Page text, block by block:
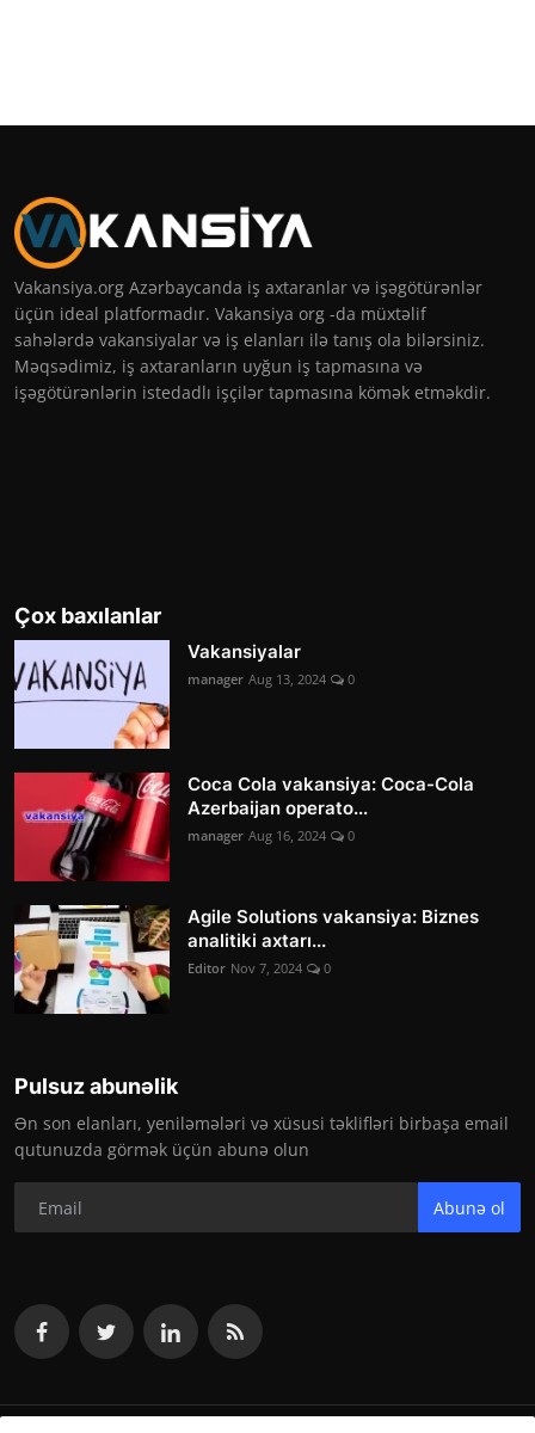
Vakansiya.org Azərbaycanda iş axtaranlar və işəgötürənlər
üçün ideal platformadır. Vakansiya org -da müxtəlif
sahələrdə vakansiyalar və iş elanları ilə tanış ola bilərsiniz.
Məqsədimiz, iş axtaranların uyğun iş tapmasına və
işəgötürənlərin istedadlı işçilər tapmasına kömək etməkdir.
Çox baxılanlar
Vakansiyalar
manager Aug 13, 2024 0
Coca Cola vakansiya: Coca-Cola
Azerbaijan operato...
manager Aug 16, 2024 0
Agile Solutions vakansiya: Biznes
analitiki axtarı...
Editor Nov 7, 2024 0
Pulsuz abunəlik
Ən son elanları, yeniləmələri və xüsusi təklifləri birbaşa email
qutunuzda görmək üçün abunə olun
Abunə ol